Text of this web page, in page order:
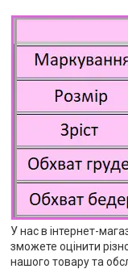
У нас в інтернет-
зможете оцінити
нашого товару та